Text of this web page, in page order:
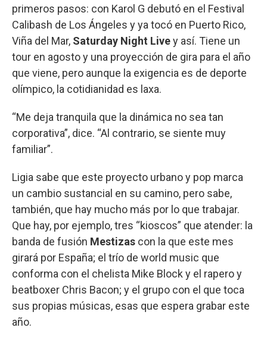
primeros pasos: con Karol G debutó en el Festival
Calibash de Los Ángeles y ya tocó en Puerto Rico,
Viña del Mar, Saturday Night Livey así. Tiene un
tour en agosto y una proyección de gira para el año
que viene, pero aunque la exigencia es de deporte
olímpico, la cotidianidad es laxa.
“Me deja tranquila que la dinámica no sea tan
corporativa”, dice. “Al contrario, se siente muy
familiar”.
Ligia sabe que este proyecto urbano y pop marca
un cambio sustancial en su camino, pero sabe,
también, que hay mucho más por lo que trabajar.
Que hay, por ejemplo, tres “kioscos” que atender: la
banda de fusión Mestizas con la que este mes
girará por España; el trío de world music que
conforma con el chelista Mike Block y el rapero y
beatboxer Chris Bacon; y el grupo con el que toca
sus propias músicas, esas que espera grabar este
año.